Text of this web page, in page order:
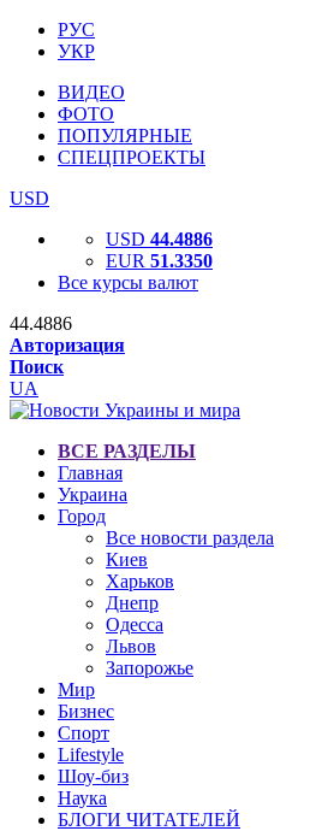
РУС
УКР
ВИДЕО
ФОТО
ПОПУЛЯРНЫЕ
СПЕЦПРОЕКТЫ
USD
USD 44.4886
EUR 51.3350
Все курсы валют
44.4886
Авторизация
Поиск
UA
ВСЕ РАЗДЕЛЫ
Главная
Украина
Город
Все новости раздела
Киев
Харьков
Днепр
Одесса
Львов
Запорожье
Мир
Бизнес
Спорт
Lifestyle
Шоу-биз
Наука
БЛОГИ ЧИТАТЕЛЕЙ